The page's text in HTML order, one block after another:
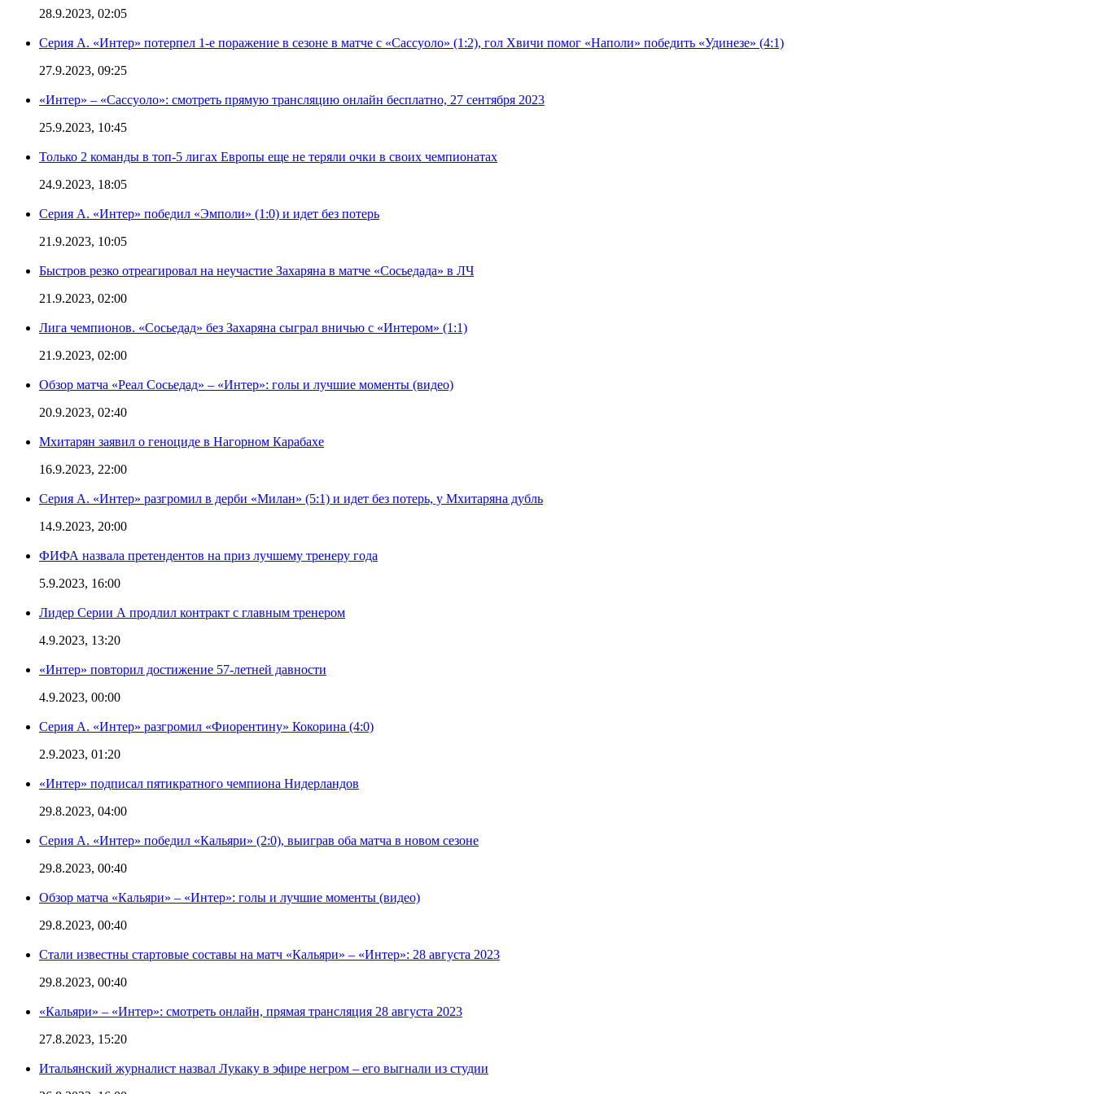
28.9.2023, 02:05
Серия А. «Интер» потерпел 1-е поражение в сезоне в матче с «Сассуоло» (1:2), гол Хвичи помог «Наполи» победить «Удинезе» (4:1)
27.9.2023, 09:25
«Интер» – «Сассуоло»: смотреть прямую трансляцию онлайн бесплатно, 27 сентября 2023
25.9.2023, 10:45
Только 2 команды в топ-5 лигах Европы еще не теряли очки в своих чемпионатах
24.9.2023, 18:05
Серия А. «Интер» победил «Эмполи» (1:0) и идет без потерь
21.9.2023, 10:05
Быстров резко отреагировал на неучастие Захаряна в матче «Сосьедада» в ЛЧ
21.9.2023, 02:00
Лига чемпионов. «Сосьедад» без Захаряна сыграл вничью с «Интером» (1:1)
21.9.2023, 02:00
Обзор матча «Реал Сосьедад» – «Интер»: голы и лучшие моменты (видео)
20.9.2023, 02:40
Мхитарян заявил о геноциде в Нагорном Карабахе
16.9.2023, 22:00
Серия А. «Интер» разгромил в дерби «Милан» (5:1) и идет без потерь, у Мхитаряна дубль
14.9.2023, 20:00
ФИФА назвала претендентов на приз лучшему тренеру года
5.9.2023, 16:00
Лидер Серии А продлил контракт с главным тренером
4.9.2023, 13:20
«Интер» повторил достижение 57-летней давности
4.9.2023, 00:00
Серия А. «Интер» разгромил «Фиорентину» Кокорина (4:0)
2.9.2023, 01:20
«Интер» подписал пятикратного чемпиона Нидерландов
29.8.2023, 04:00
Серия А. «Интер» победил «Кальяри» (2:0), выиграв оба матча в новом сезоне
29.8.2023, 00:40
Обзор матча «Кальяри» – «Интер»: голы и лучшие моменты (видео)
29.8.2023, 00:40
Стали известны стартовые составы на матч «Кальяри» – «Интер»: 28 августа 2023
29.8.2023, 00:40
«Кальяри» – «Интер»: смотреть онлайн, прямая трансляция 28 августа 2023
27.8.2023, 15:20
Итальянский журналист назвал Лукаку в эфире негром – его выгнали из студии